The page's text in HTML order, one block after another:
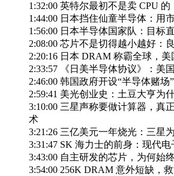
1:32:00 英特尔最初不是卖 CPU
1:44:00 日本挡住仙童半导体：用
1:56:00 日本半导体国家队：目标
2:08:00 芯片不是切得越小越好：
2:20:16 日本 DRAM 称霸全球，
2:33:57 《日美半导体协议》：美
2:46:00 韩国政府开设“半导体赌场
2:59:41 美光创业史：土豆大亨为
3:10:00 三星声称要做计算器，真
术
3:21:26 三亿美元一年烧光：三星
3:31:47 SK 海力士的前身：现代电
3:43:00 自主研发的芯片，为何始
3:54:00 256K DRAM 意外短缺，